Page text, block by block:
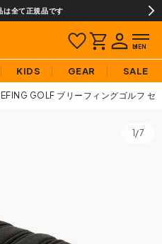
は全て正規品です
KIDS GEAR SALE
GOLF ブリーフィングゴルフ セ
1/7